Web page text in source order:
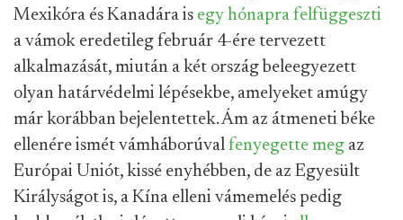
Mexikóra és Kanadára is egy hónapra felfüggeszti
a vámok eredetileg február 4-ére tervezett
alkalmazását, miután a két ország beleegyezett
olyan határvédelmi lépésekbe, amelyeket amúgy
már korábban bejelentettek. Ám az átmeneti béke
ellenére ismét vámháborúval fenyegette meg az
Európai Uniót, kissé enyhébben, de az Egyesült
Királyságot is, a Kína elleni vámemelés pedig